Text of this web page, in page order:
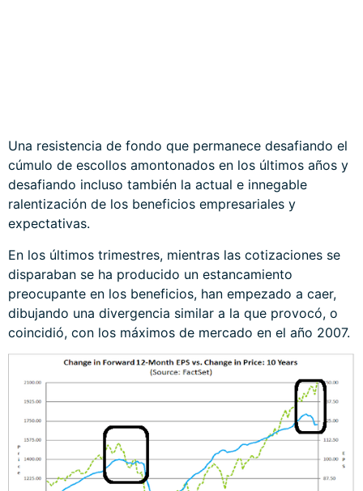
Una resistencia de fondo que permanece desafiando el
cúmulo de escollos amontonados en los últimos años y
desafiando incluso también la actual e innegable
ralentización de los beneficios empresariales y
expectativas.
En los últimos trimestres, mientras las cotizaciones se
disparaban se ha producido un estancamiento
preocupante en los beneficios, han empezado a caer,
dibujando una divergencia similar a la que provocó, o
coincidió, con los máximos de mercado en el año 2007.